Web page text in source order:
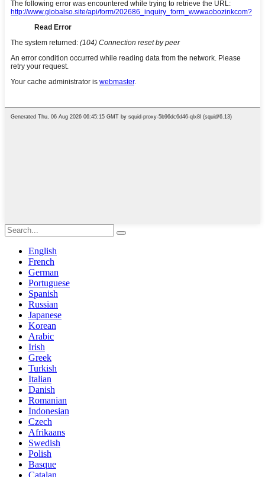
English
French
German
Portuguese
Spanish
Russian
Japanese
Korean
Arabic
Irish
Greek
Turkish
Italian
Danish
Romanian
Indonesian
Czech
Afrikaans
Swedish
Polish
Basque